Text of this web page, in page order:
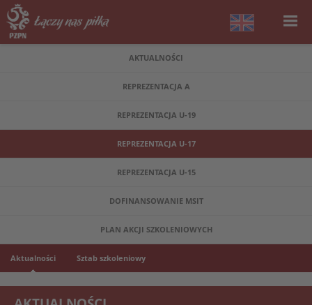
AKTUALNOŚCI
REPREZENTACJA A
REPREZENTACJA U-19
REPREZENTACJA U-17
REPREZENTACJA U-15
DOFINANSOWANIE MSIT
PLAN AKCJI SZKOLENIOWYCH
Aktualności Sztab szkoleniowy